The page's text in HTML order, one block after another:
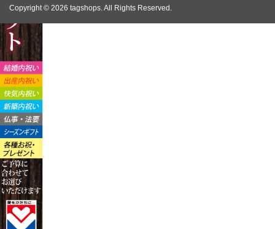
Copyright © 2026 tagshops. All Rights Reserved.